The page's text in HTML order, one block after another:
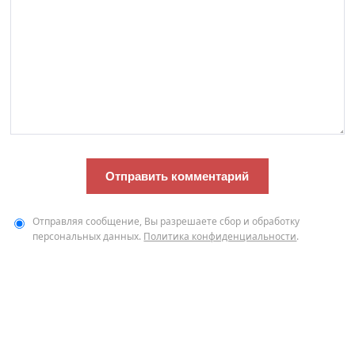
Отправляя сообщение, Вы разрешаете сбор и обработку
персональных данных. Политика конфиденциальности.